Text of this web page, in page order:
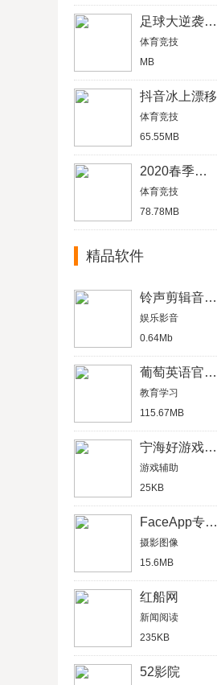
足球大逆袭变态版
体育竞技
MB
抖音冰上漂移
体育竞技
65.55MB
2020春季甲子园
体育竞技
78.78MB
精品软件
铃声剪辑音乐制作免费破解版
娱乐影音
0.64Mb
葡萄英语官网版
教育学习
115.67MB
宁海好游戏大厅
游戏辅助
25KB
FaceApp专业破解版
摄影图像
15.6MB
红船网
新闻阅读
235KB
52影院